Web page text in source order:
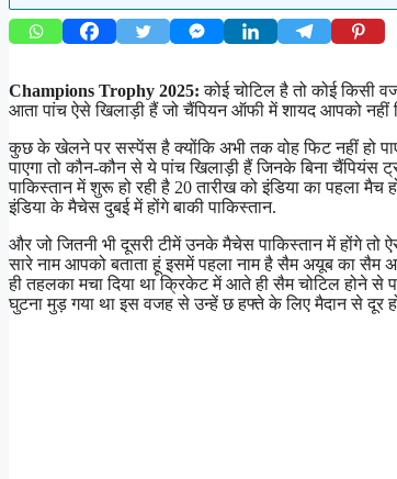
Champions Trophy 2025:कोई चोटिल है तो कोई किसी
आता पांच ऐसे खिलाड़ी हैं जो चैंपियन ऑफी में शायद आपको
कुछ के खेलने पर सस्पेंस है क्योंकि अभी तक वोह फिट नहीं हो
पाएगा तो कौन-कौन से ये पांच खिलाड़ी हैं जिनके बिना
पाकिस्तान में शुरू हो रही है 20 तारीख को इंडिया का पहला मैच
इंडिया के मैचेस दुबई में होंगे बाकी पाकिस्तान.
और जो जितनी भी दूसरी टीमें उनके मैचेस पाकिस्तान में होंगे
सारे नाम आपको बताता हूं इसमें पहला नाम है सैम अयूब का सैम
ही तहलका मचा दिया था क्रिकेट में आते ही सैम चोटिल होने से
घुटना मुड़ गया था इस वजह से उन्हें छ हफ्ते के लिए मैदान से दूर